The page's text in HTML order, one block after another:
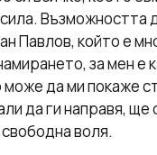
Възможността
Павлов, който е
за мен е
може да ми покаже
да ги направя, ще
воля.